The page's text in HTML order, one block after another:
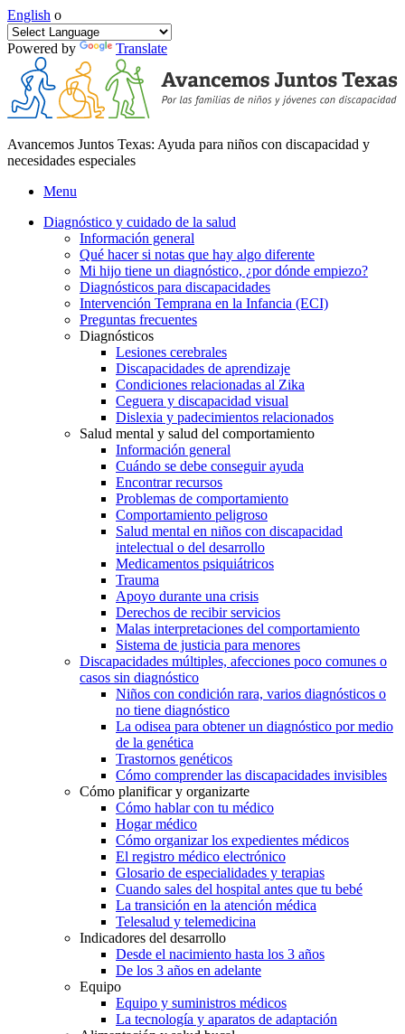
English o
Powered by Translate
Avancemos Juntos Texas: Ayuda para niños con discapacidad y
necesidades especiales
Menu
Diagnóstico y cuidado de la salud
Información general
Qué hacer si notas que hay algo diferente
Mi hijo tiene un diagnóstico, ¿por dónde empiezo?
Diagnósticos para discapacidades
Intervención Temprana en la Infancia (ECI)
Preguntas frecuentes
Diagnósticos
Lesiones cerebrales
Discapacidades de aprendizaje
Condiciones relacionadas al Zika
Ceguera y discapacidad visual
Dislexia y padecimientos relacionados
Salud mental y salud del comportamiento
Información general
Cuándo se debe conseguir ayuda
Encontrar recursos
Problemas de comportamiento
Comportamiento peligroso
Salud mental en niños con discapacidad
intelectual o del desarrollo
Medicamentos psiquiátricos
Trauma
Apoyo durante una crisis
Derechos de recibir servicios
Malas interpretaciones del comportamiento
Sistema de justicia para menores
Discapacidades múltiples, afecciones poco comunes o
casos sin diagnóstico
Niños con condición rara, varios diagnósticos o
no tiene diagnóstico
La odisea para obtener un diagnóstico por medio
de la genética
Trastornos genéticos
Cómo comprender las discapacidades invisibles
Cómo planificar y organizarte
Cómo hablar con tu médico
Hogar médico
Cómo organizar los expedientes médicos
El registro médico electrónico
Glosario de especialidades y terapias
Cuando sales del hospital antes que tu bebé
La transición en la atención médica
Telesalud y telemedicina
Indicadores del desarrollo
Desde el nacimiento hasta los 3 años
De los 3 años en adelante
Equipo
Equipo y suministros médicos
La tecnología y aparatos de adaptación